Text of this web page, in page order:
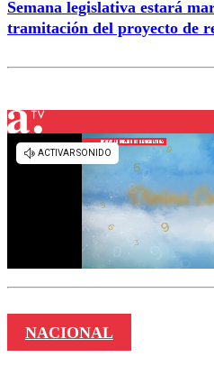
Semana legislativa estará
tramitación del proyecto de
NACIONAL